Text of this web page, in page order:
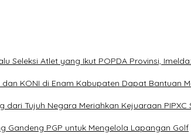
Seleksi Atlet yang Ikut POPDA Provinsi,
KONI di Enam Kabupaten Dapat Bantuan
dari Tujuh Negara Meriahkan Kejuaraan PIPXC
Gandeng PGP untuk Mengelola Lapangan Golf